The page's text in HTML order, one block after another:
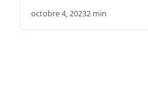
octobre 4, 20232 min